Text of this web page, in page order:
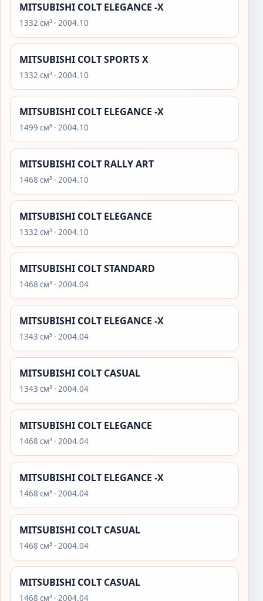
MITSUBISHI COLT ELEGANCE -X
1332 см³ · 2004.10
MITSUBISHI COLT SPORTS X
1332 см³ · 2004.10
MITSUBISHI COLT ELEGANCE -X
1499 см³ · 2004.10
MITSUBISHI COLT RALLY ART
1468 см³ · 2004.10
MITSUBISHI COLT ELEGANCE
1332 см³ · 2004.10
MITSUBISHI COLT STANDARD
1468 см³ · 2004.04
MITSUBISHI COLT ELEGANCE -X
1343 см³ · 2004.04
MITSUBISHI COLT CASUAL
1343 см³ · 2004.04
MITSUBISHI COLT ELEGANCE
1468 см³ · 2004.04
MITSUBISHI COLT ELEGANCE -X
1468 см³ · 2004.04
MITSUBISHI COLT CASUAL
1468 см³ · 2004.04
MITSUBISHI COLT CASUAL
1468 см³ · 2004.04